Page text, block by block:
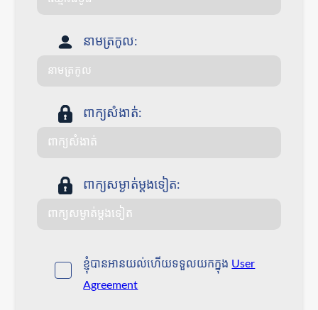
នាមត្រកូល:
ពាក្យសំងាត់:
ពាក្យសម្ងាត់ម្តងទៀត:
ខ្ញុំបានអានយល់ហើយទទួលយកក្នុង User
Agreement